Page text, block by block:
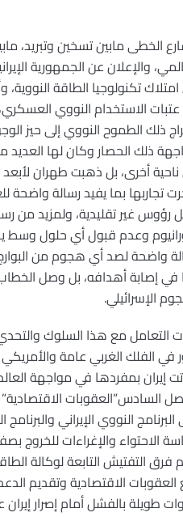
الخطى مابين تسخين وتبريد،
والإعلان عن الجمهورية
تكنولوجيا الطاقة
عتبات الاستخدام النووي
ذلك الطموح النووي إلى
ذلك الحصار وكان لها العديد
أخرى، بل ذهبت طهران لأبعد
تجاربها بما يفيد رسالة واضحة
رؤوس غير تقليدية، ولمزيد من
وعدم قبول أي حلول وسط
واضحة لصد أي هجوم من البوارج
في إصابة أهدافه، بل وصل الخطاب
الإسرائيلي.
التعامل مع هذا السلوك
في الفلك الغربي عامة
إيران بمفردها في مواجهة
السادس”العقوبات
البرنامج النووي الإيراني
الاحتواء والإغراءات للخروج
فرق التفتيش التابعة لوكالة
العقوبات الاقتصادية وتقديم
طويلة بالفشل أمام إصرار إيران